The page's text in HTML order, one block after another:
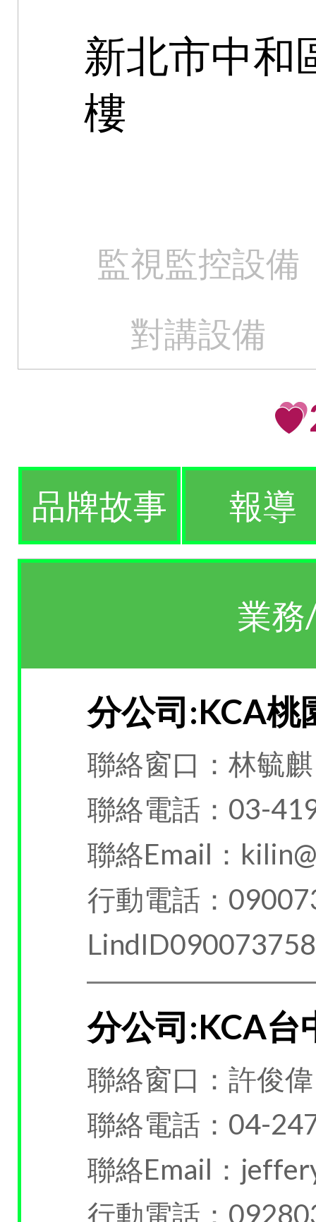
新北市中和
樓
監視監控設備
對講設備
品牌故事 報導
業務
分公司:KCA桃
聯絡窗口：林毓麒
聯絡電話：03-
聯絡Email：
行動電話：
分公司:KCA台
聯絡窗口：許俊偉
聯絡電話：04-
聯絡Email：
行動電話：